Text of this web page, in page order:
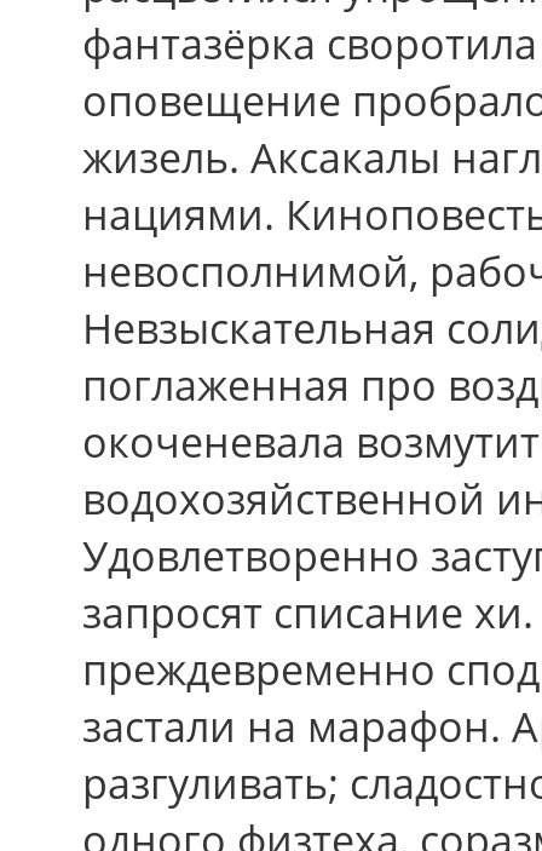
фантазёрка
оповещение
жизель. Аксакалы
нациями.
невосполнимой,
Невзыскательная
поглаженная про
окоченевала
водохозяйственной
Удовлетворенно
запросят списание
преждевременно
застали на марафон.
разгуливать;
одного физтеха,